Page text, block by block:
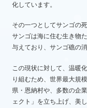
化しています。
その一つとしてサンゴの
サンゴは海に住む生き物
与えており、 サンゴ礁の
この現状に対して、温暖
り組むため、 世界最大規
県・恩納村や、 多数の企
ェクト」を立ち上げ、 美